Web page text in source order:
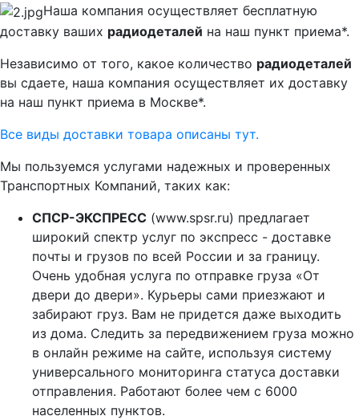
Наша компания осуществляет бесплатную
доставку ваших радиодеталей на наш пункт приема*.
Независимо от того, какое количество радиодеталей
вы сдаете, наша компания осуществляет их доставку
на наш пункт приема в Москве*.
Все виды доставки товара описаны тут.
Мы пользуемся услугами надежных и проверенных
Транспортных Компаний, таких как:
СПСР-ЭКСПРЕСС (www.spsr.ru) предлагает
широкий спектр услуг по экспресс - доставке
почты и грузов по всей России и за границу.
Очень удобная услуга по отправке груза «От
двери до двери». Курьеры сами приезжают и
забирают груз. Вам не придется даже выходить
из дома. Следить за передвижением груза можно
в онлайн режиме на сайте, используя систему
универсального мониторинга статуса доставки
отправления. Работают более чем с 6000
населенных пунктов.